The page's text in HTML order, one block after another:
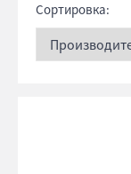
Сортировка: